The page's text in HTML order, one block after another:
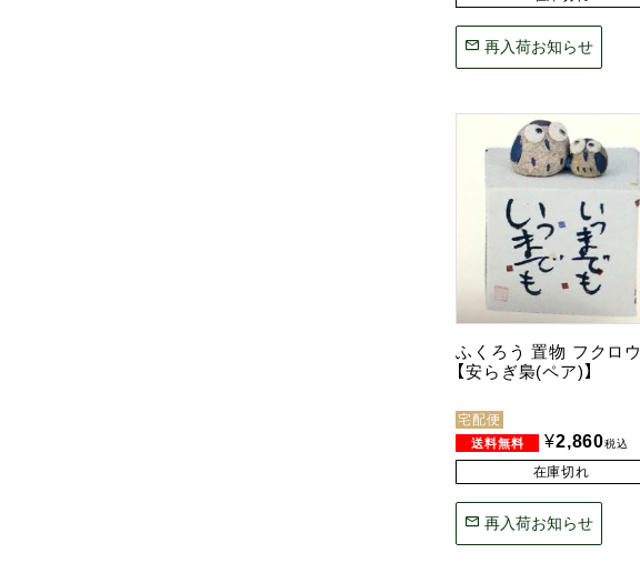
再入荷お知らせ
ふくろう 置物 フクロウ
【安らぎ梟(ペア)】
宅配便
¥2,860税込
在庫切れ
再入荷お知らせ